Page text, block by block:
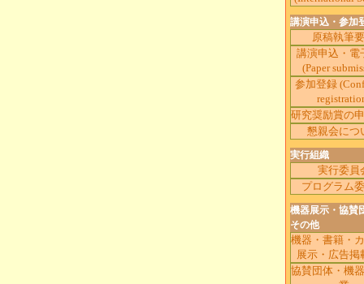
講演申込・参加
原稿執筆
講演申込・電
(Paper
参加登録
研究奨励賞の
懇親会につ
実行組織
実行委員
プログラム
機器展示・協賛
その他
機器・書籍・
展示・広告掲
協賛団体・機